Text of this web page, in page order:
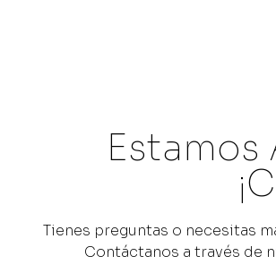
Estamos
Tienes preguntas o necesitas
Contáctanos a través de